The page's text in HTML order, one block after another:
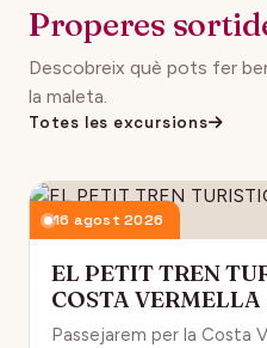
Properes
Descobreix què pots fer
la maleta.
Totes les excursions
16 agost 2026
EL PETIT TREN
COSTA VERMELLA
Passejarem per la Costa